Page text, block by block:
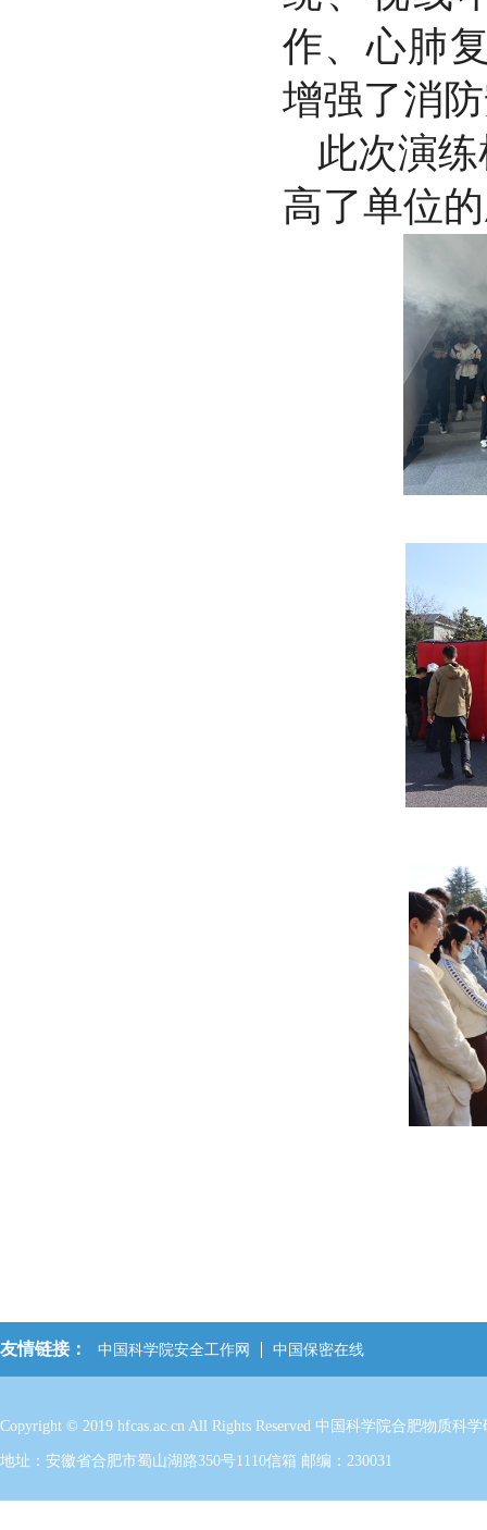
作、心肺
增强了消
此次演
高了单位
友情链接： 中国科学院安全工作网 中国保密在线
Copyright © 2019 hfcas.ac.cn All Rights Reserved 中国科学院合肥物质科
地址：安徽省合肥市蜀山湖路350号1110信箱 邮编：230031